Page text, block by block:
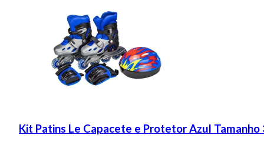
Kit Patins Le Capacete e Protetor Azul Tamanho